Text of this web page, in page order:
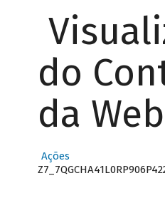
do
da Web
Ações